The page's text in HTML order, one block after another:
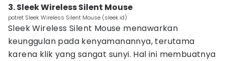
3. Sleek Wireless Silent Mouse
potret Sleek Wireless Silent Mouse (sleek.id)
Sleek Wireless Silent Mouse menawarkan
keunggulan pada kenyamanannya, terutama
karena klik yang sangat sunyi. Hal ini membuatnya